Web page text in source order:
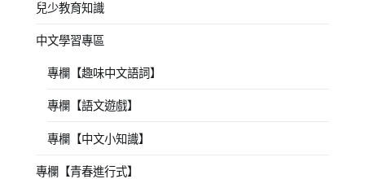
兒少教育知識
中文學習專區
專欄【趣味中文語詞】
專欄【語文遊戲】
專欄【中文小知識】
專欄【青春進行式】